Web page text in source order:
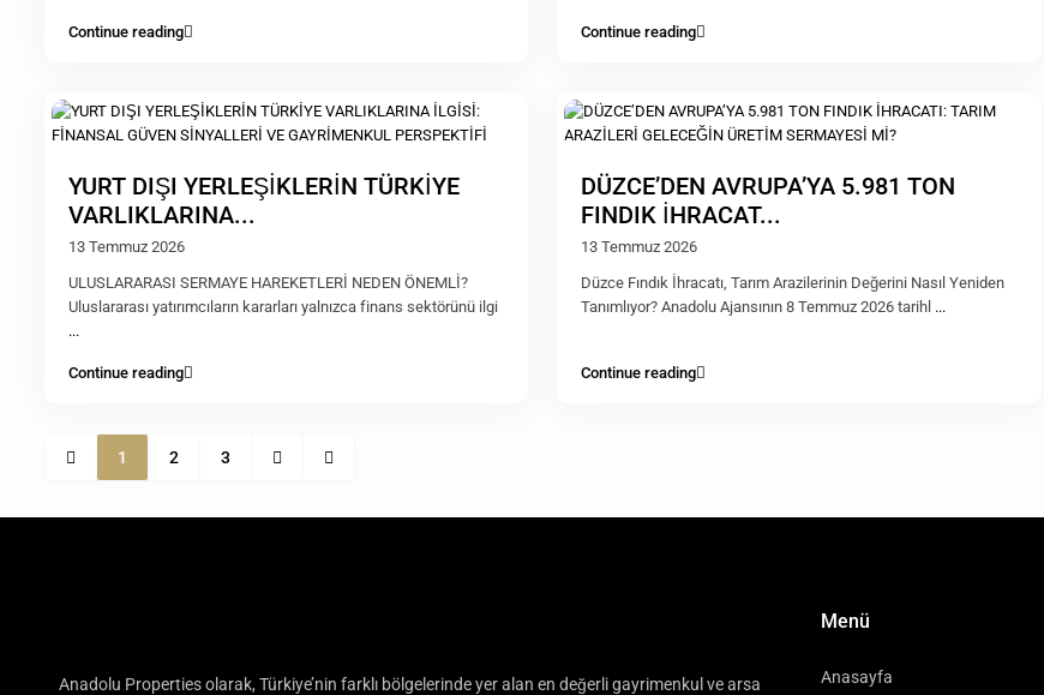
Continue reading Continue reading
YURT DIŞI YERLEŞİKLERİN TÜRKİYE
VARLIKLARINA...
13 Temmuz 2026
ULUSLARARASI SERMAYE HAREKETLERİ NEDEN ÖNEMLİ?
Uluslararası yatırımcıların kararları yalnızca finans sektörünü ilgi
...
Continue reading
DÜZCE’DEN AVRUPA’YA 5.981 TON
FINDIK İHRACAT...
13 Temmuz 2026
Düzce Fındık İhracatı, Tarım Arazilerinin Değerini Nasıl Yeniden
Tanımlıyor? Anadolu Ajansının 8 Temmuz 2026 tarihl ...
Continue reading
1 2 3
Anadolu Properties olarak, Türkiye’nin farklı bölgelerinde yer alan en değerli gayrimenkul ve arsa
Menü
Anasayfa